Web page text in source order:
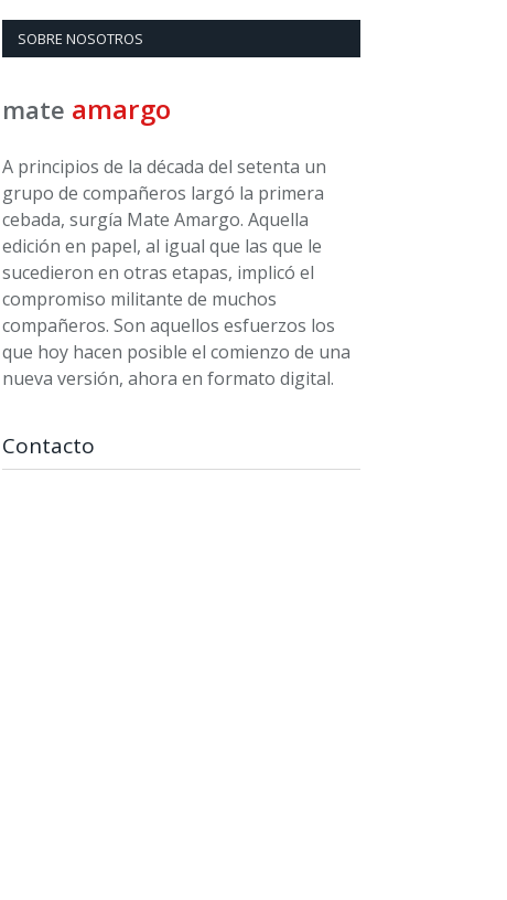
SOBRE NOSOTROS
mate amargo
A principios de la década del setenta un
grupo de compañeros largó la primera
cebada, surgía Mate Amargo. Aquella
edición en papel, al igual que las que le
sucedieron en otras etapas, implicó el
compromiso militante de muchos
compañeros. Son aquellos esfuerzos los
que hoy hacen posible el comienzo de una
nueva versión, ahora en formato digital.
Contacto